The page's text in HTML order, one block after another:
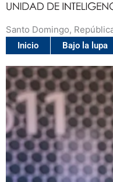
Santo Domingo,
Inicio Bajo la lupa